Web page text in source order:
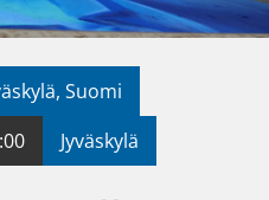
Suomi
Jyväskylä